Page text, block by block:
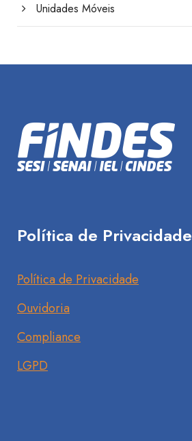
Unidades Móveis
Política de Privacidade
Política de Privacidade
Ouvidoria
Compliance
LGPD